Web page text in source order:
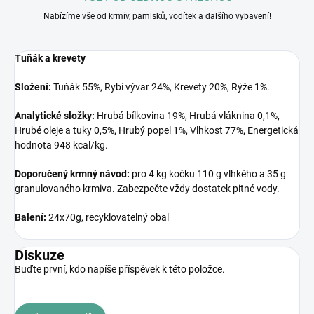
Nabízíme vše od krmiv, pamlsků, vodítek a dalšího vybavení!
Tuňák a krevety
Složení: Tuňák 55%, Rybí vývar 24%, Krevety 20%, Rýže 1%.
Analytické složky: Hrubá bílkovina 19%, Hrubá vláknina 0,1%,
Hrubé oleje a tuky 0,5%, Hrubý popel 1%, Vlhkost 77%, Energetická
hodnota 948 kcal/kg.
Doporučený krmný návod: pro 4 kg kočku 110 g vlhkého a 35 g
granulovaného krmiva. Zabezpečte vždy dostatek pitné vody.
Balení: 24x70g, recyklovatelný obal
Diskuze
Buďte první, kdo napíše příspěvek k této položce.